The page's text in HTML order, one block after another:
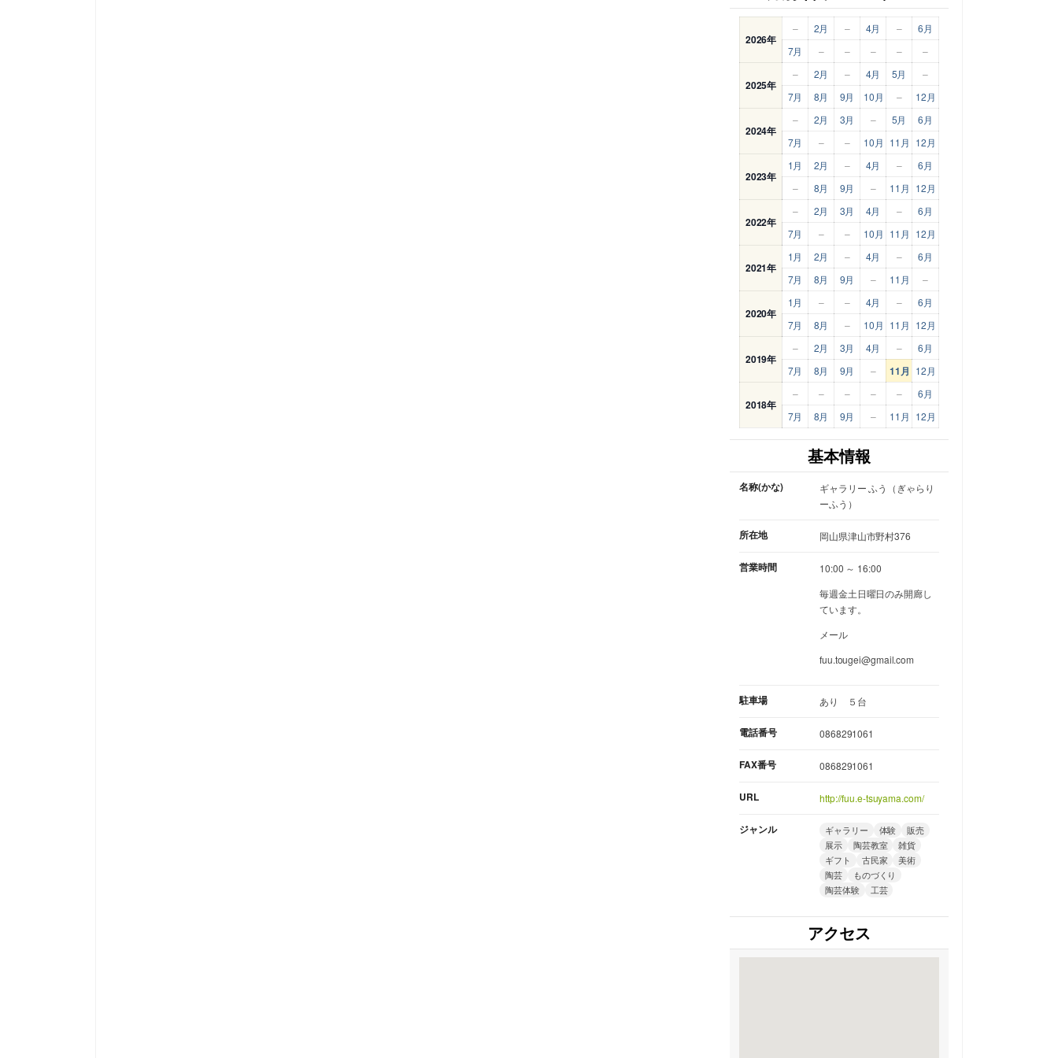
2026年
– 2月 – 4月 –
6月
7月
– – – – –
2025年
– 2月 – 4月 5月
–
7月
8月 9月 10月 – 12月
2024年
– 2月 3月 – 5月
6月
7月
– – 10月 11月 12月
2023年
1月 2月 – 4月 –
6月
–
8月 9月 – 11月 12月
2022年
– 2月 3月 4月 –
6月
7月
– – 10月 11月 12月
2021年
1月 2月 – 4月 –
6月
7月
8月 9月 – 11月 –
2020年
1月 – – 4月 –
6月
7月
8月 – 10月 11月 12月
2019年
– 2月 3月 4月 –
6月
7月
8月 9月 – 11月 12月
2018年
– – – – –
6月
7月
8月 9月 – 11月 12月
基本情報
名称(かな)
ギャラリー ふう（ぎゃらり
ーふう）
所在地 岡山県津山市野村376
営業時間
10:00 ～ 16:00
毎週金土日曜日のみ開廊し
ています。
メール
fuu.tougei@gmail.com
駐車場 あり ５台
電話番号 0868291061
FAX番号 0868291061
URL http://fuu.e-tsuyama.com/
ジャンル ギャラリー 体験
販売
展示
陶芸教室
雑貨
ギフト
古民家
美術
陶芸
ものづくり
陶芸体験
工芸
アクセス